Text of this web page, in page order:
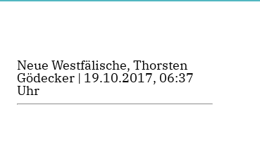
Neue Westfälische, Thorsten
Gödecker | 19.10.2017, 06:37
Uhr